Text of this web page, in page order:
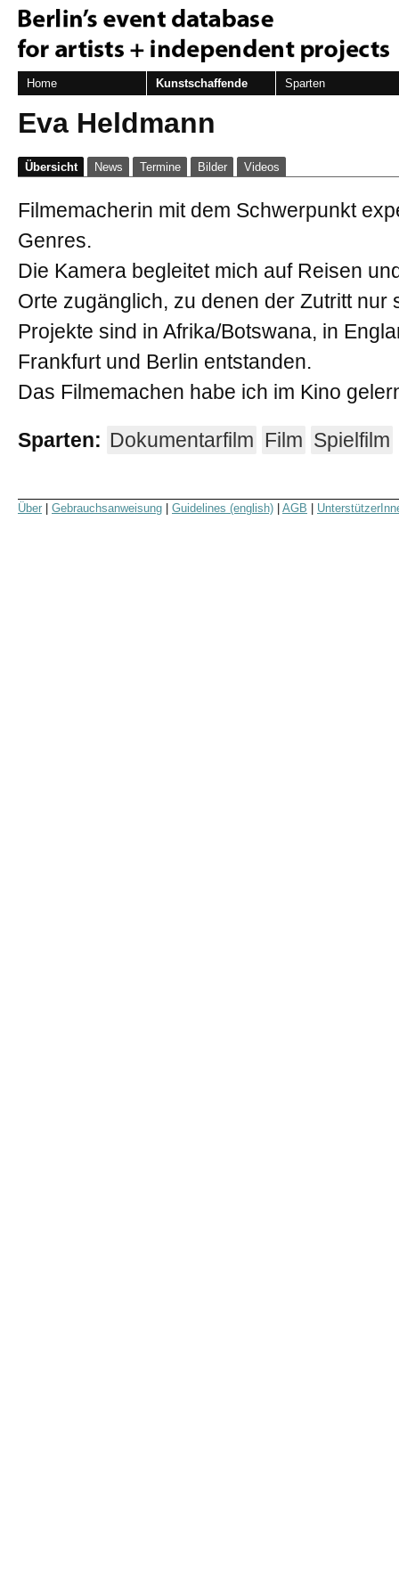
Home Kunstschaffende Sparten
Eva Heldmann
Übersicht News Termine Bilder Videos
Filmemacherin mit dem Schwerpunkt
Genres.
Die Kamera begleitet mich auf Reisen
Orte zugänglich, zu denen der Zutritt nur
Projekte sind in Afrika/Botswana, in
Frankfurt und Berlin entstanden.
Das Filmemachen habe ich im Kino
Sparten: Dokumentarfilm Film Spielfilm
Über Gebrauchsanweisung Guidelines (english) AGB